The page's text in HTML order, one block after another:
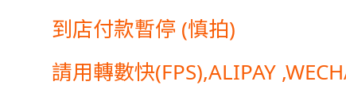
到店付款暫停 (慎拍)
請用轉數快(FPS),ALIPAY